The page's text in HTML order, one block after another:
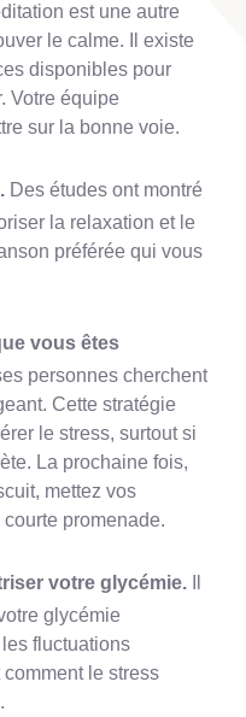
est une autre
le calme. Il existe
disponibles pour
Votre équipe
sur la bonne voie.
Des études ont montré
la relaxation et le
préférée qui vous
vous êtes
personnes cherchent
Cette stratégie
le stress, surtout si
La prochaine fois,
mettez vos
promenade.
votre glycémie.
glycémie
fluctuations
le stress